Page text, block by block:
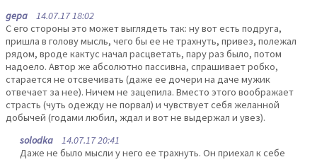
gepa 14.07.17 18:02
С его стороны это может выглядеть так: ну вот есть подруга,
пришла в голову мысль, чего бы ее не трахнуть, привез, полежал
рядом, вроде кактус начал расцветать, пару раз было, потом
надоело. Автор же абсолютно пассивна, спрашивает робко,
старается не отсвечивать (даже ее дочери на даче мужик
отвечает за нее). Ничем не зацепила. Вместо этого воображает
страсть (чуть одежду не порвал) и чувствует себя желанной
добычей (годами любил, ждал и вот не выдержал и увез).
solodka 14.07.17 20:41
Даже не было мысли у него ее трахнуть. Он приехал к себе